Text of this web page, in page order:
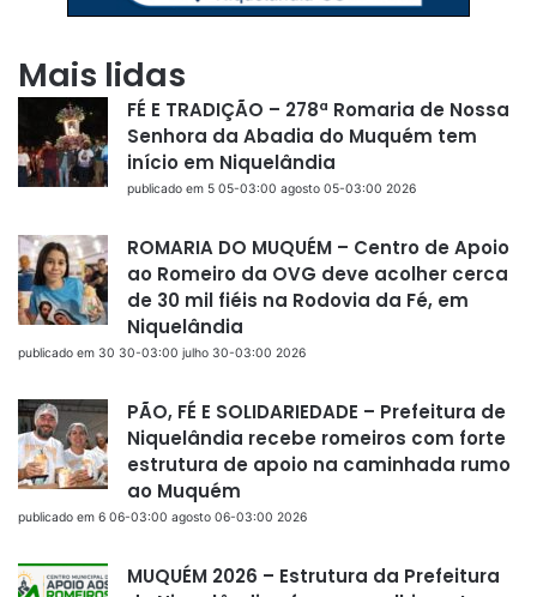
Mais lidas
FÉ E TRADIÇÃO – 278ª Romaria de Nossa
Senhora da Abadia do Muquém tem
início em Niquelândia
publicado em 5 05-03:00 agosto 05-03:00 2026
ROMARIA DO MUQUÉM – Centro de Apoio
ao Romeiro da OVG deve acolher cerca
de 30 mil fiéis na Rodovia da Fé, em
Niquelândia
publicado em 30 30-03:00 julho 30-03:00 2026
PÃO, FÉ E SOLIDARIEDADE – Prefeitura de
Niquelândia recebe romeiros com forte
estrutura de apoio na caminhada rumo
ao Muquém
publicado em 6 06-03:00 agosto 06-03:00 2026
MUQUÉM 2026 – Estrutura da Prefeitura